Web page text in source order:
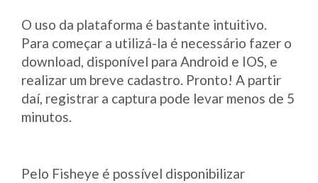
O uso da plataforma é bastante intuitivo.
Para começar a utilizá-la é necessário fazer o
download, disponível para Android e IOS, e
realizar um breve cadastro. Pronto! A partir
daí, registrar a captura pode levar menos de 5
minutos.
Pelo Fisheye é possível disponibilizar